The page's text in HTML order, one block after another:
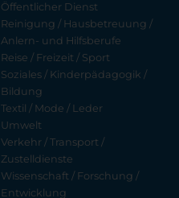
Öffentlicher Dienst
Reinigung / Hausbetreuung /
Anlern- und Hilfsberufe
Reise / Freizeit / Sport
Soziales / Kinderpädagogik /
Bildung
Textil / Mode / Leder
Umwelt
Verkehr / Transport /
Zustelldienste
Wissenschaft / Forschung /
Entwicklung